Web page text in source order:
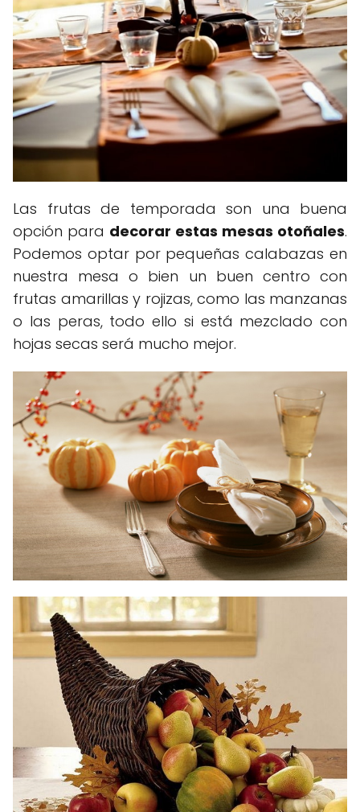
Las frutas de temporada son una buena
opción para decorar estas mesas otoñales.
Podemos optar por pequeñas calabazas en
nuestra mesa o bien un buen centro con
frutas amarillas y rojizas, como las manzanas
o las peras, todo ello si está mezclado con
hojas secas será mucho mejor.